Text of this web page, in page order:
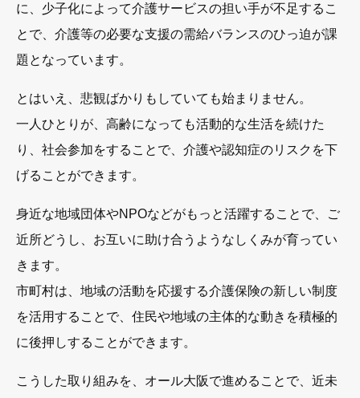
に、少子化によって介護サービスの担い手が不足するこ
とで、介護等の必要な支援の需給バランスのひっ迫が課
題となっています。
とはいえ、悲観ばかりもしていても始まりません。
一人ひとりが、高齢になっても活動的な生活を続けた
り、社会参加をすることで、介護や認知症のリスクを下
げることができます。
身近な地域団体やNPOなどがもっと活躍することで、ご
近所どうし、お互いに助け合うようなしくみが育ってい
きます。
市町村は、地域の活動を応援する介護保険の新しい制度
を活用することで、住民や地域の主体的な動きを積極的
に後押しすることができます。
こうした取り組みを、オール大阪で進めることで、近未